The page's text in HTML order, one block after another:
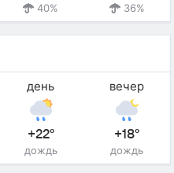
40%
36%
день
+22°
дождь
вечер
+18°
дождь